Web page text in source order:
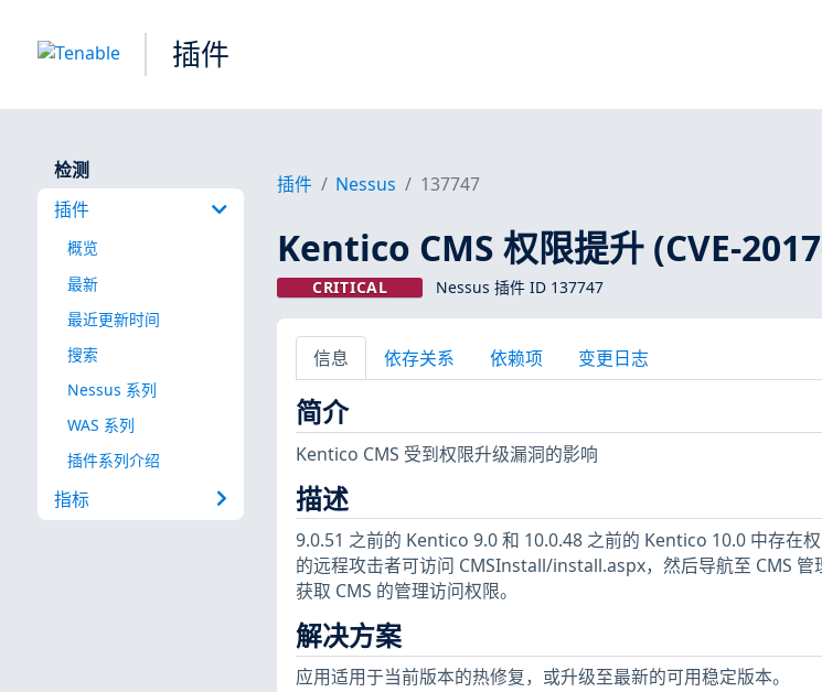
插件
检测
插件
概览
最新
最近更新时间
搜索
Nessus 系列
WAS 系列
插件系列介绍
指标
插件 Nessus 137747
Kentico CMS 权限提升 (CVE-
CRITICAL Nessus 插件 ID 137747
信息 依存关系 依赖项 变更日志
简介
Kentico CMS 受到权限升级漏洞的影响
描述
9.0.51 之前的 Kentico 9.0 和 10.0.48 之前的 Kentico 10.0 中存在
的远程攻击者可访问 CMSInstall/install.aspx，然后导航至 CMS 管
获取 CMS 的管理访问权限。
解决方案
应用适用于当前版本的热修复，或升级至最新的可用稳定版本。